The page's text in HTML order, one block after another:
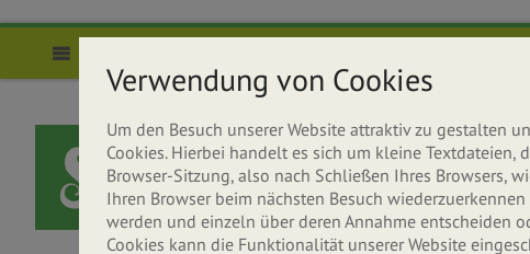
Verwendung von Cookies
Um den Besuch unserer Website attraktiv zu gestalten
Cookies. Hierbei handelt es sich um kleine
Browser-Sitzung, also nach Schließen Ihres Browsers,
Ihren Browser beim nächsten Besuch
werden und einzeln über deren Annahme entscheiden
Cookies kann die Funktionalität unserer Website